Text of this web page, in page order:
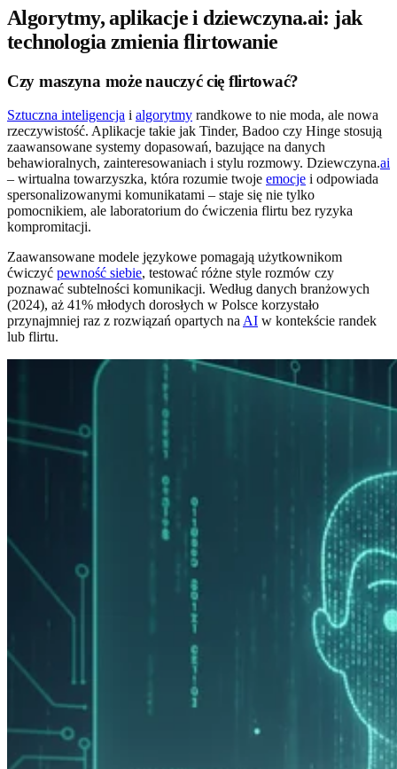
Algorytmy, aplikacje i dziewczyna.ai: jak
technologia zmienia flirtowanie
Czy maszyna może nauczyć cię flirtować?
Sztuczna inteligencja i algorytmy randkowe to nie moda, ale nowa
rzeczywistość. Aplikacje takie jak Tinder, Badoo czy Hinge stosują
zaawansowane systemy dopasowań, bazujące na danych
behawioralnych, zainteresowaniach i stylu rozmowy. Dziewczyna.ai
– wirtualna towarzyszka, która rozumie twoje emocje i odpowiada
spersonalizowanymi komunikatami – staje się nie tylko
pomocnikiem, ale laboratorium do ćwiczenia flirtu bez ryzyka
kompromitacji.
Zaawansowane modele językowe pomagają użytkownikom
ćwiczyć pewność siebie, testować różne style rozmów czy
poznawać subtelności komunikacji. Według danych branżowych
(2024), aż 41% młodych dorosłych w Polsce korzystało
przynajmniej raz z rozwiązań opartych na AI w kontekście randek
lub flirtu.